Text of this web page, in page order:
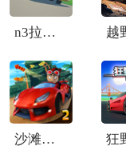
机撞击对手，非常
n3拉力赛(N3Rally)
沙滩车竞速2汉化版